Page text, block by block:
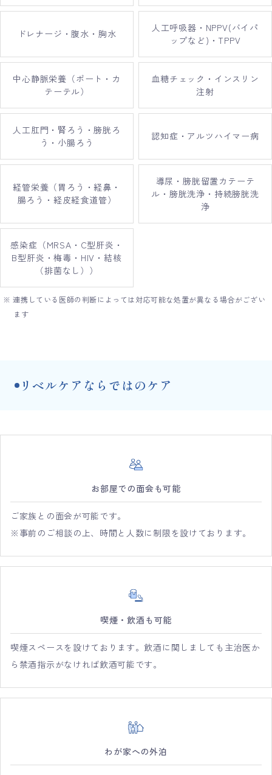
ドレナージ・腹水・胸水
人工呼吸器・NPPV(バイパ
ップなど)・TPPV
中心静脈栄養（ポート・カ
テーテル）
血糖チェック・インスリン
注射
人工肛門・腎ろう・膀胱ろ
う・小腸ろう
認知症・アルツハイマー病
経管栄養（胃ろう・経鼻・
腸ろう・経皮経食道管）
導尿・膀胱留置カテーテ
ル・膀胱洗浄・持続膀胱洗
浄
感染症（MRSA・C型肝炎・
B型肝炎・梅毒・HIV・結核
（排菌なし））
※ 連携している医師の判断によっては対応可能な処置が異なる場合がござい
ます
リベルケアならではのケア
お部屋での面会も可能
ご家族との面会が可能です。
※事前のご相談の上、時間と人数に制限を設けております。
喫煙・飲酒も可能
喫煙スペースを設けております。飲酒に関しましても主治医か
ら禁酒指示がなければ飲酒可能です。
わが家への外泊